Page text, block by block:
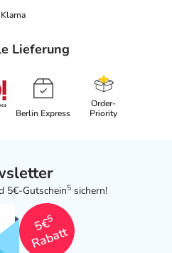
Klarna
Lieferung
Berlin Express
Order-
Priority
5€-Gutschein5 sichern!
5€
5
Rabatt